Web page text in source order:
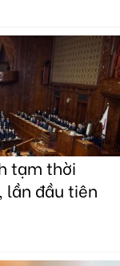
tạm thời
lần đầu tiên